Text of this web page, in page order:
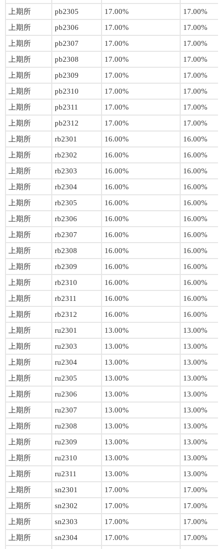
上期所
pb2305 17.00%
17.00%
上期所
pb2306 17.00%
17.00%
上期所
pb2307 17.00%
17.00%
上期所
pb2308 17.00%
17.00%
上期所
pb2309 17.00%
17.00%
上期所
pb2310 17.00%
17.00%
上期所
pb2311 17.00%
17.00%
上期所
pb2312 17.00%
17.00%
上期所
rb2301 16.00%
16.00%
上期所
rb2302 16.00%
16.00%
上期所
rb2303 16.00%
16.00%
上期所
rb2304 16.00%
16.00%
上期所
rb2305 16.00%
16.00%
上期所
rb2306 16.00%
16.00%
上期所
rb2307 16.00%
16.00%
上期所
rb2308 16.00%
16.00%
上期所
rb2309 16.00%
16.00%
上期所
rb2310 16.00%
16.00%
上期所
rb2311 16.00%
16.00%
上期所
rb2312 16.00%
16.00%
上期所
ru2301 13.00%
13.00%
上期所
ru2303 13.00%
13.00%
上期所
ru2304 13.00%
13.00%
上期所
ru2305 13.00%
13.00%
上期所
ru2306 13.00%
13.00%
上期所
ru2307 13.00%
13.00%
上期所
ru2308 13.00%
13.00%
上期所
ru2309 13.00%
13.00%
上期所
ru2310 13.00%
13.00%
上期所
ru2311 13.00%
13.00%
上期所
sn2301 17.00%
17.00%
上期所
sn2302 17.00%
17.00%
上期所
sn2303 17.00%
17.00%
上期所
sn2304 17.00%
17.00%